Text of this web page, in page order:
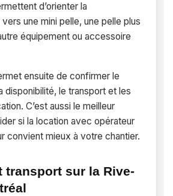
d’orienter la
une mini pelle, une pelle plus
équipement ou accessoire
ensuite de confirmer le
disponibilité, le transport et les
C’est aussi le meilleur
si la location avec opérateur
convient mieux à votre chantier.
transport sur la Rive-